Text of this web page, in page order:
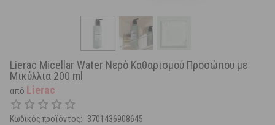
Lierac Micellar Water Νερό Καθαρισμού Προσώπου με
Μικύλλια 200 ml
από Lierac
Κωδικός προϊόντος: 3701436908645